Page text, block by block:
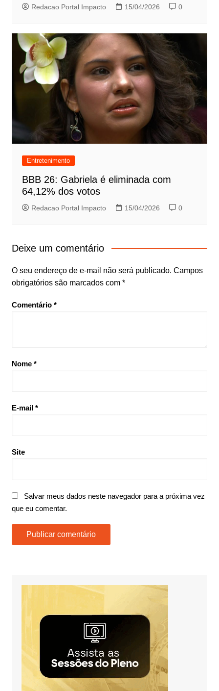
Redacao Portal Impacto 15/04/2026 0
Entretenimento
BBB 26: Gabriela é eliminada com
64,12% dos votos
Redacao Portal Impacto 15/04/2026 0
Deixe um comentário
O seu endereço de e-mail não será publicado. Campos
obrigatórios são marcados com *
Comentário *
Nome *
E-mail *
Site
Salvar meus dados neste navegador para a próxima vez
que eu comentar.